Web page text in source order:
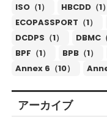
ISO（1）
HBCDD（1）
ECOPASSPORT（1）
DCDPS（1）
DBMC（
BPF（1）
BPB（1）
Annex 6（10）
アーカイブ